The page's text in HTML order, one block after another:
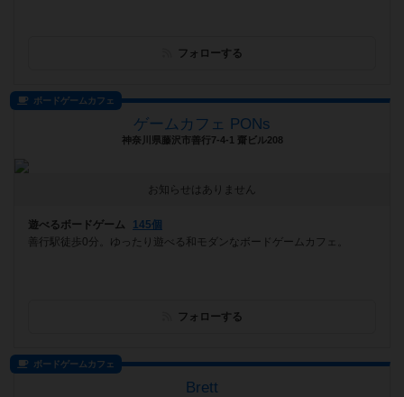
フォローする
ボードゲームカフェ
ゲームカフェ PONs
神奈川県藤沢市善行7-4-1 齋ビル208
お知らせはありません
遊べるボードゲーム
145個
善行駅徒歩0分。ゆったり遊べる和モダンなボードゲームカフェ。
フォローする
ボードゲームカフェ
Brett